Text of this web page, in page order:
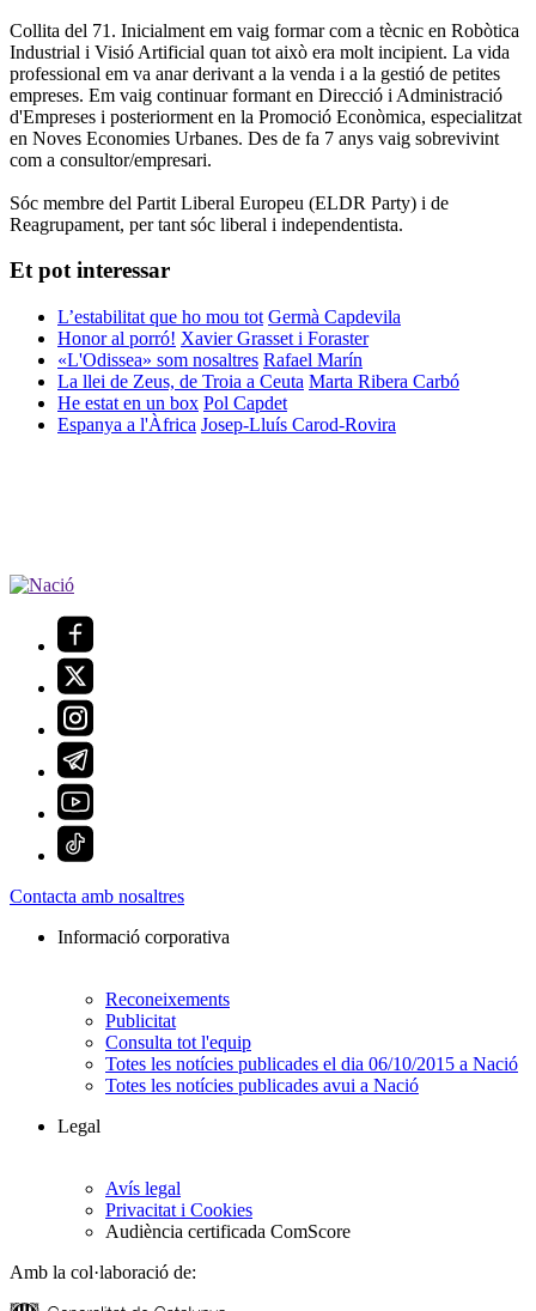
Collita del 71. Inicialment em vaig formar com a tècnic en Robòtica
Industrial i Visió Artificial quan tot això era molt incipient. La vida
professional em va anar derivant a la venda i a la gestió de petites
empreses. Em vaig continuar formant en Direcció i Administració
d'Empreses i posteriorment en la Promoció Econòmica, especialitzat
en Noves Economies Urbanes. Des de fa 7 anys vaig sobrevivint
com a consultor/empresari.
Sóc membre del Partit Liberal Europeu (ELDR Party) i de
Reagrupament, per tant sóc liberal i independentista.
Et pot interessar
L’estabilitat que ho mou tot Germà Capdevila
Honor al porró! Xavier Grasset i Foraster
«L'Odissea» som nosaltres Rafael Marín
La llei de Zeus, de Troia a Ceuta Marta Ribera Carbó
He estat en un box Pol Capdet
Espanya a l'Àfrica Josep-Lluís Carod-Rovira
Contacta amb nosaltres
Informació corporativa
Reconeixements
Publicitat
Consulta tot l'equip
Totes les notícies publicades el dia 06/10/2015 a Nació
Totes les notícies publicades avui a Nació
Legal
Avís legal
Privacitat i Cookies
Audiència certificada ComScore
Amb la col·laboració de: